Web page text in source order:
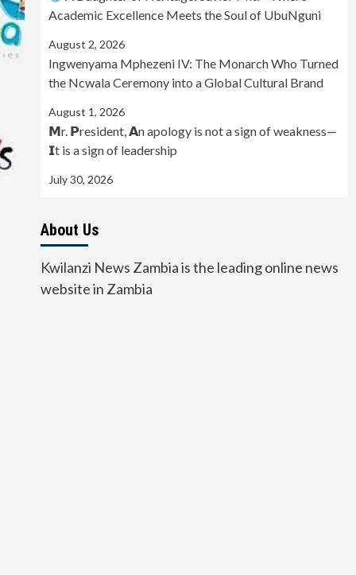
Academic Excellence Meets the Soul of UbuNguni
August 2, 2026
Ingwenyama Mphezeni IV: The Monarch Who Turned
the Ncwala Ceremony into a Global Cultural Brand
August 1, 2026
𝗠r. 𝗣resident, 𝗔n apology is not a sign of weakness—
𝗜t is a sign of leadership
July 30, 2026
About Us
Kwilanzi News Zambia is the leading online news
website in Zambia